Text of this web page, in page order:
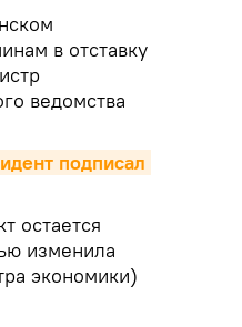
в отставку
ведомства
подписал
остается
изменила
экономики)